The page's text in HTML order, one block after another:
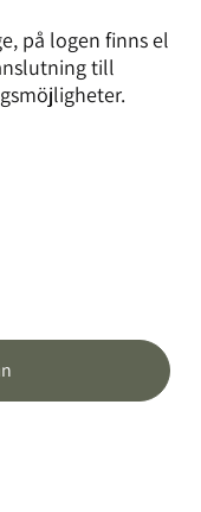
på logen finns el
till